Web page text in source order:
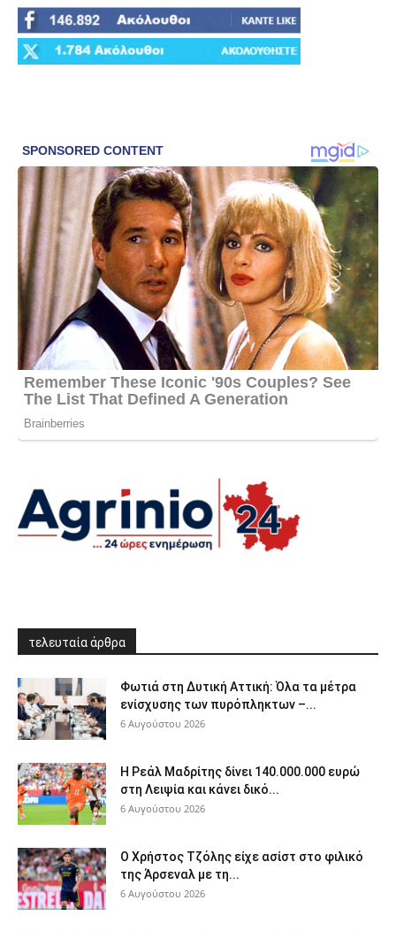
τελευταία άρθρα
Φωτιά στη Δυτική Αττική: Όλα τα μέτρα
ενίσχυσης των πυρόπληκτων –...
6 Αυγούστου 2026
Η Ρεάλ Μαδρίτης δίνει 140.000.000 ευρώ
στη Λειψία και κάνει δικό...
6 Αυγούστου 2026
Ο Χρήστος Τζόλης είχε ασίστ στο φιλικό
της Άρσεναλ με τη...
6 Αυγούστου 2026